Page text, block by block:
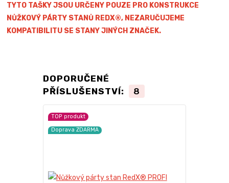
TYTO TAŠKY JSOU URČENY POUZE PRO KONSTRUKCE
NŮŽKOVÝ PÁRTY STANŮ REDX®, NEZARUČUJEME
KOMPATIBILITU SE STANY JINÝCH ZNAČEK.
DOPORUČENÉ
PŘÍSLUŠENSTVÍ:
8
TOP produkt
Doprava ZDARMA